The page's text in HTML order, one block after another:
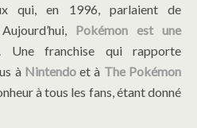
qui, en 1996, parlaient de
Pokémon est une
Une franchise qui rapporte
à Nintendoet à The Pokémon
à tous les fans, étant donné